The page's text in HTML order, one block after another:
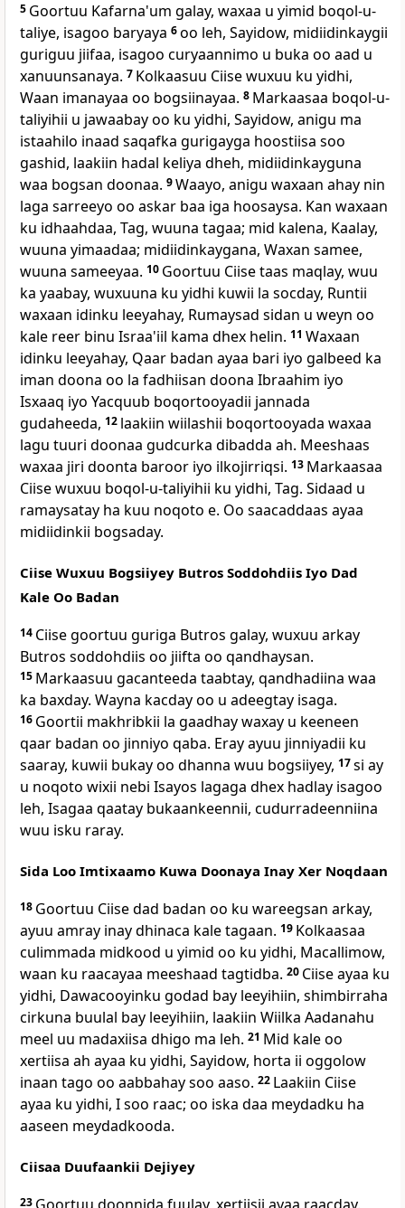
5 Goortuu Kafarna'um galay, waxaa u yimid boqol-u-
taliye, isagoo baryaya 6oo leh, Sayidow, midiidinkaygii
guriguu jiifaa, isagoo curyaannimo u buka oo aad u
xanuunsanaya. 7 Kolkaasuu Ciise wuxuu ku yidhi,
Waan imanayaa oo bogsiinayaa. 8 Markaasaa boqol-u-
taliyihii u jawaabay oo ku yidhi, Sayidow, anigu ma
istaahilo inaad saqafka gurigayga hoostiisa soo
gashid, laakiin hadal keliya dheh, midiidinkayguna
waa bogsan doonaa. 9Waayo, anigu waxaan ahay nin
laga sarreeyo oo askar baa iga hoosaysa. Kan waxaan
ku idhaahdaa, Tag, wuuna tagaa; mid kalena, Kaalay,
wuuna yimaadaa; midiidinkaygana, Waxan samee,
wuuna sameeyaa. 10 Goortuu Ciise taas maqlay, wuu
ka yaabay, wuxuuna ku yidhi kuwii la socday, Runtii
waxaan idinku leeyahay, Rumaysad sidan u weyn oo
kale reer binu Israa'iil kama dhex helin. 11 Waxaan
idinku leeyahay, Qaar badan ayaa bari iyo galbeed ka
iman doona oo la fadhiisan doona Ibraahim iyo
Isxaaq iyo Yacquub boqortooyadii jannada
gudaheeda, 12 laakiin wiilashii boqortooyada waxaa
lagu tuuri doonaa gudcurka dibadda ah. Meeshaas
waxaa jiri doonta baroor iyo ilkojirriqsi. 13 Markaasaa
Ciise wuxuu boqol-u-taliyihii ku yidhi, Tag. Sidaad u
ramaysatay ha kuu noqoto e. Oo saacaddaas ayaa
midiidinkii bogsaday.
Ciise Wuxuu Bogsiiyey Butros Soddohdiis Iyo Dad
Kale Oo Badan
14 Ciise goortuu guriga Butros galay, wuxuu arkay
Butros soddohdiis oo jiifta oo qandhaysan.
15 Markaasuu gacanteeda taabtay, qandhadiina waa
ka baxday. Wayna kacday oo u adeegtay isaga.
16 Goortii makhribkii la gaadhay waxay u keeneen
qaar badan oo jinniyo qaba. Eray ayuu jinniyadii ku
saaray, kuwii bukay oo dhanna wuu bogsiiyey, 17si ay
u noqoto wixii nebi Isayos lagaga dhex hadlay isagoo
leh, Isagaa qaatay bukaankeennii, cudurradeenniina
wuu isku raray.
Sida Loo Imtixaamo Kuwa Doonaya Inay Xer Noqdaan
18 Goortuu Ciise dad badan oo ku wareegsan arkay,
ayuu amray inay dhinaca kale tagaan. 19 Kolkaasaa
culimmada midkood u yimid oo ku yidhi, Macallimow,
waan ku raacayaa meeshaad tagtidba. 20 Ciise ayaa ku
yidhi, Dawacooyinku godad bay leeyihiin, shimbirraha
cirkuna buulal bay leeyihiin, laakiin Wiilka Aadanahu
meel uu madaxiisa dhigo ma leh. 21 Mid kale oo
xertiisa ah ayaa ku yidhi, Sayidow, horta ii oggolow
inaan tago oo aabbahay soo aaso. 22 Laakiin Ciise
ayaa ku yidhi, I soo raac; oo iska daa meydadku ha
aaseen meydadkooda.
Ciisaa Duufaankii Dejiyey
23